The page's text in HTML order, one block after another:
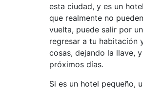
esta ciudad, y es un
que realmente no
vuelta, puede salir por
regresar a tu habitación
cosas, dejando la llave,
próximos días.
Si es un hotel pequeño,